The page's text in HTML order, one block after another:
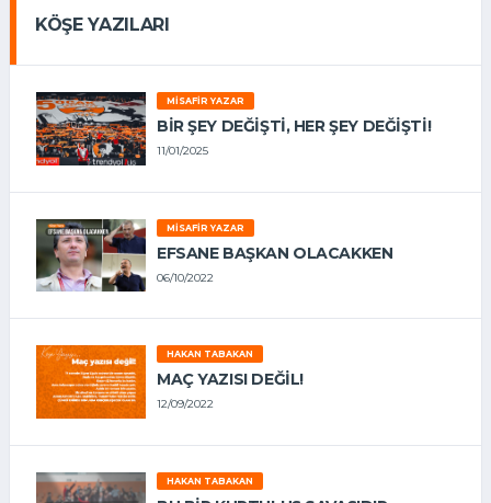
KÖŞE YAZILARI
MISAFIR YAZAR
BIR ŞEY DEĞIŞTI, HER ŞEY DEĞIŞTI!
11/01/2025
MISAFIR YAZAR
EFSANE BAŞKAN OLACAKKEN
06/10/2022
HAKAN TABAKAN
MAÇ YAZISI DEĞİL!
12/09/2022
HAKAN TABAKAN